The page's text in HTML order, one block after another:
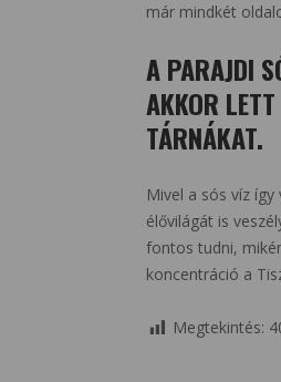
már mindkét
A PARAJDI
AKKOR
TÁRNÁKAT.
Mivel a sós víz
élővilágát is
fontos tudni,
koncentráció a
Megtekintés: